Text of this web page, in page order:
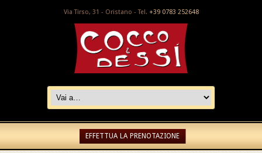
Via Tirso, 31 - Oristano - Tel. +39 0783 252648
EFFETTUA LA PRENOTAZIONE